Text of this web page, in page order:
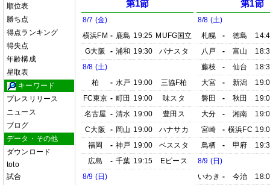
順位表
勝ち点
得点ランキング
得失点
年齢構成
星取表
キーワード
プレスリリース
ニュース
ブログ
データ・その他
ダウンロード
toto
試合
第1節
8/7 (金)
横浜FM - 鹿島 19:25 MUFG国立
G大阪
- 浦和 19:30
パナスタ
8/8 (土)
柏
- 水戸 19:00
三協F柏
FC東京 - 町田 19:00
味スタ
名古屋 - 清水 19:00
豊田ス
C大阪
- 岡山 19:00
ハナサカ
福岡
- 神戸 19:00
ベススタ
広島
- 千葉 19:15
Eピース
8/9 (日)
第1節
8/8 (土)
札幌
- 徳島
八戸
- 富山
藤枝
- 仙台
大宮
- 新潟
磐田
- 秋田
大分
- 湘南
宮崎
- 横浜FC
鳥栖
- 甲府
8/9 (日)
いわき - 今治